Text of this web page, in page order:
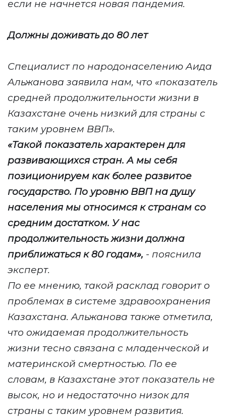
если не начнется новая пандемия.
Должны доживать до 80 лет
Специалист по народонаселению Аида
Альжанова заявила нам, что «показатель
средней продолжительности жизни в
Казахстане очень низкий для страны с
таким уровнем ВВП».
«Такой показатель характерен для
развивающихся стран. А мы себя
позиционируем как более развитое
государство. По уровню ВВП на душу
населения мы относимся к странам со
средним достатком. У нас
продолжительность жизни должна
приближаться к 80 годам», - пояснила
эксперт.
По ее мнению, такой расклад говорит о
проблемах в системе здравоохранения
Казахстана. Альжанова также отметила,
что ожидаемая продолжительность
жизни тесно связана с младенческой и
материнской смертностью. По ее
словам, в Казахстане этот показатель не
высок, но и недостаточно низок для
страны с таким уровнем развития.